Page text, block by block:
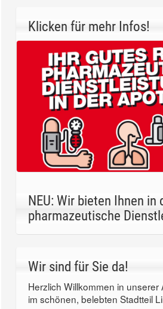
Klicken für mehr Infos!
NEU: Wir bieten Ihnen in
pharmazeutische
Wir sind für Sie da!
Herzlich Willkommen in unserer
im schönen, belebten Stadtteil